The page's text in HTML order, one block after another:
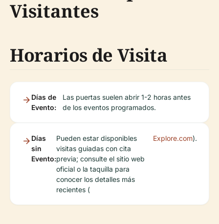
Visitantes
Horarios de Visita
Días de
Evento:
Las puertas suelen abrir 1-2 horas antes
de los eventos programados.
Días
sin
Evento:
Pueden estar disponibles
visitas guiadas con cita
previa; consulte el sitio web
oficial o la taquilla para
conocer los detalles más
recientes (
Explore.com).